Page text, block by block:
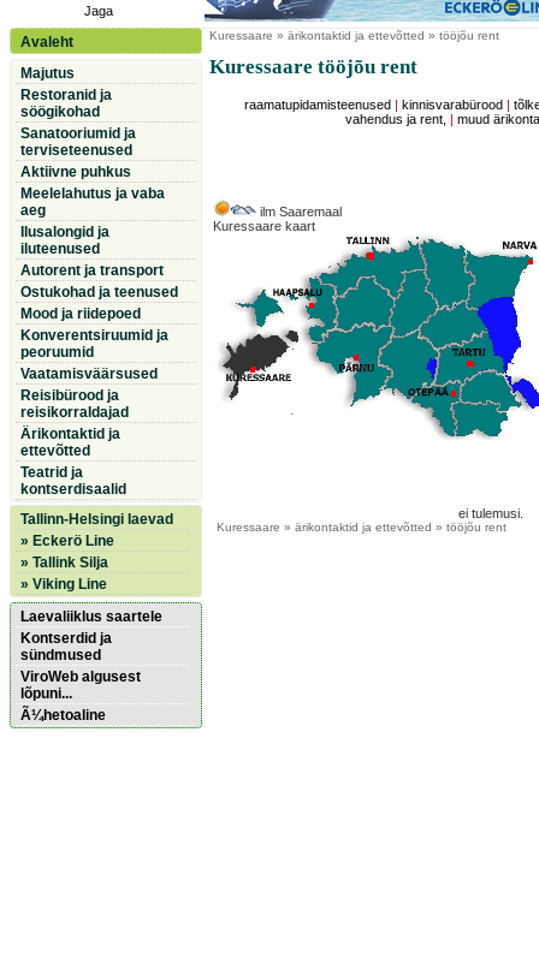
Jaga
Avaleht
Majutus
Restoranid ja
söögikohad
Sanatooriumid ja
terviseteenused
Aktiivne puhkus
Meelelahutus ja vaba
aeg
Ilusalongid ja
iluteenused
Autorent ja transport
Ostukohad ja teenused
Mood ja riidepoed
Konverentsiruumid ja
peoruumid
Vaatamisväärsused
Reisibürood ja
reisikorraldajad
Ärikontaktid ja
ettevõtted
Teatrid ja
kontserdisaalid
Tallinn-Helsingi laevad
» Eckerö Line
» Tallink Silja
» Viking Line
Laevaliiklus saartele
Kontserdid ja
sündmused
ViroWeb algusest
lõpuni...
Ã¼hetoaline
Kuressaare » ärikontaktid ja ettevõtted » tööjõu rent
Kuressaare tööjõu rent
raamatupidamisteenused kinnisvarabürood |
vahendus ja rent,
|muud
ilm Saaremaal
Kuressaare kaart
ei tulemusi.
Kuressaare » ärikontaktid ja ettevõtted » tööjõu rent